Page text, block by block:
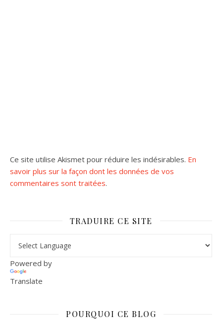
Ce site utilise Akismet pour réduire les indésirables. En
savoir plus sur la façon dont les données de vos
commentaires sont traitées.
TRADUIRE CE SITE
Powered by
Translate
POURQUOI CE BLOG